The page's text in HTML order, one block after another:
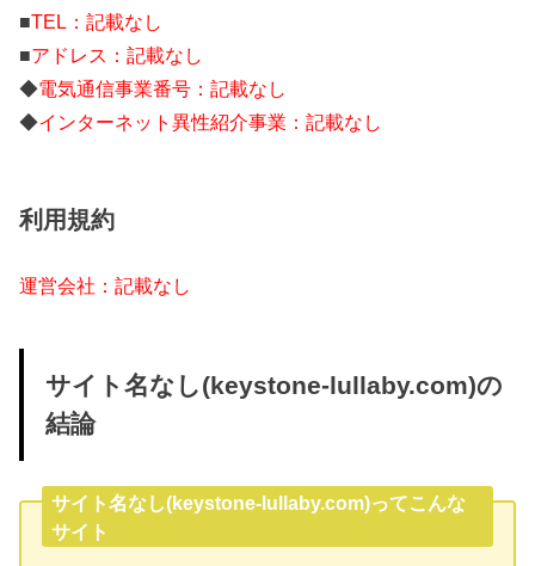
■TEL：記載なし
■アドレス：記載なし
◆電気通信事業番号：記載なし
◆インターネット異性紹介事業：記載なし
利用規約
運営会社：記載なし
サイト名なし(keystone-lullaby.com)の
結論
サイト名なし(keystone-lullaby.com)ってこんな
サイト